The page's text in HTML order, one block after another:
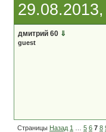
дмитрий 60 ⇓
guest
Страницы Назад 1 5 6 7 8